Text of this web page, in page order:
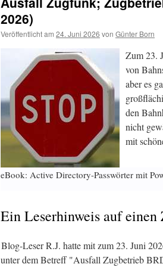
2026)
Veröffentlicht am 24. Juni 2026 von Günter Born
Zum 23.
von
aber es
den
nicht
mit
eBook: Active Directory-Passwörter mit
Ein Leserhinweis auf
Blog-Leser R.J. hatte mit zum 23. Juni
unter dem Betreff "Ausfall Zugbetrieb